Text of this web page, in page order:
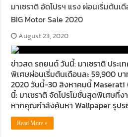
มาเซราติ อัดโปรฯ แรง ผ่อนเริ่มต้นเ
BIG Motor Sale 2020
August 23, 2020
ข่าวสด รถยนต์ วันนี้: มาเซราติ ประเ
พิเศษผ่อนเริ่มต้นเดือนละ 59,900 บ
2020 วันนี้-30 สิงหาคมนี้
นี้: มาเซราติ จัดโปรโมชั่นสุดพิเศษที่
หากคุณกำลังค้นหา Wallpaper รูปร
Read More »